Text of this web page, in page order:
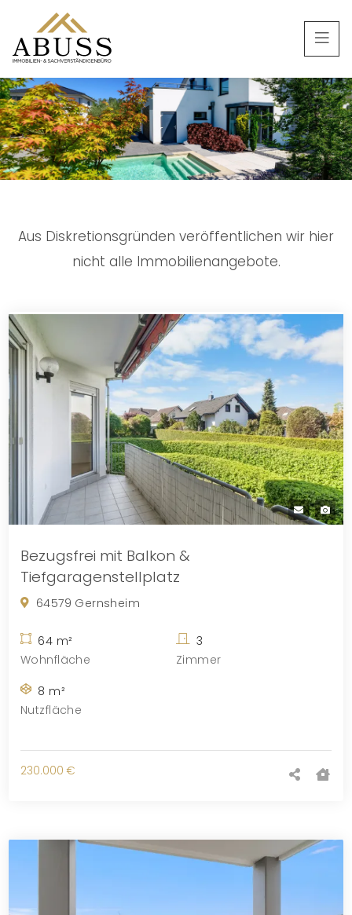
Aus Diskretionsgründen veröffentlichen wir hier
nicht alle Immobilienangebote.
Bezugsfrei mit Balkon &
Tiefgaragenstellplatz
64579 Gernsheim
64 m²
Wohnfläche
3
Zimmer
8 m²
Nutzfläche
230.000 €